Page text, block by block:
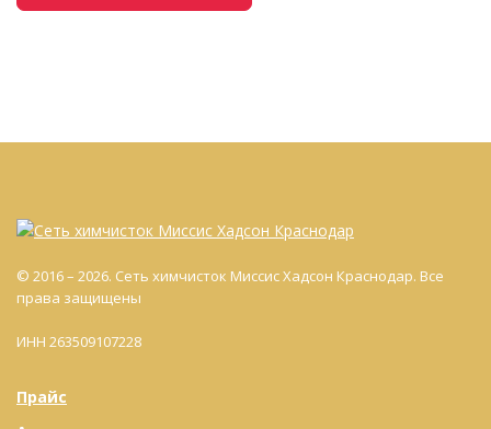
© 2016 – 2026. Сеть химчисток Миссис Хадсон Краснодар. Все
права защищены
ИНН 263509107228
Прайс